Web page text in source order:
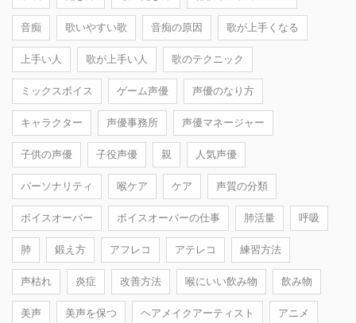
音痴 歌いやすい歌 音痴の原因 歌が上手くなる
上手い人 歌が上手い人 歌のテクニック
ミックスボイス ゲーム声優 声優のなり方
キャラクター 声優事務所 声優マネージャー
子供の声優 子役声優 親 人気声優
パーソナリティ 喉ケア ケア 声質の分類
ボイスオーバー ボイスオーバーの仕事 肺活量 呼吸
肺 鍛え方 アフレコ アテレコ 練習方法
声枯れ 炎症 改善方法 喉にいい飲み物 飲み物
美声 美声を保つ ヘアメイクアーティスト アニメ